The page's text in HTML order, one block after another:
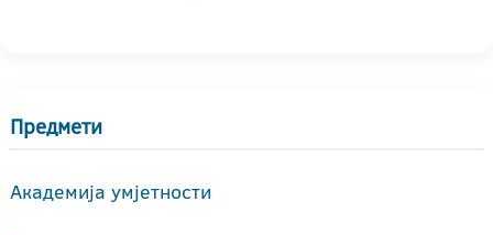
Предмети
Академија умјетности